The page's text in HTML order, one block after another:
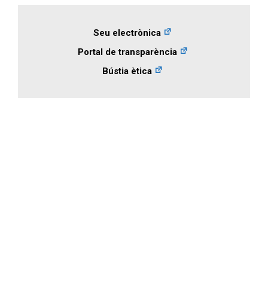
Seu electrònica
Portal de transparència
Bústia ètica